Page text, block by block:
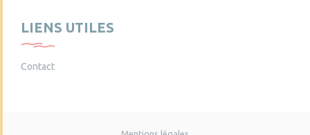
LIENS UTILES
Contact